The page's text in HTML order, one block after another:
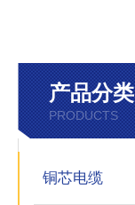
产品分类
PRODUCTS
铜芯电缆